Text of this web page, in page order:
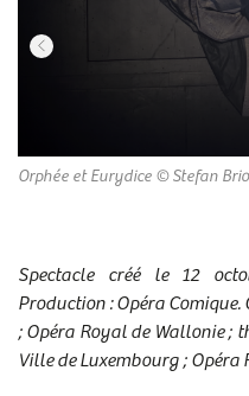
Orphée et Eurydice © Stefan
Orphée et Eurydice © Stefan
Orphée et Eurydice © Stefan
Orphée et Eurydice © Stefan
Orphée et Eurydice © Stefan
Orphée et Eurydice © Pierre
Orphée et Eurydice © Pierre
Orphée et Eurydice © Pierre
Orphée et Eurydice © Pierre
Spectacle créé le 12
Production : Opéra
; Opéra Royal de Wallonie ;
Ville de Luxembourg ; Opéra